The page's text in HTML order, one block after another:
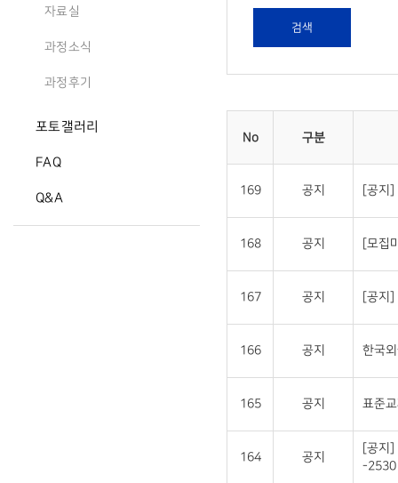
자료실
과정소식
과정후기
포토갤러리
FAQ
Q&A
검색
No 구분
169 공지 [공지]
168 공지 [모집
167 공지 [공지]
166 공지 한국
165 공지 표준
164 공지
[공지]
-2530